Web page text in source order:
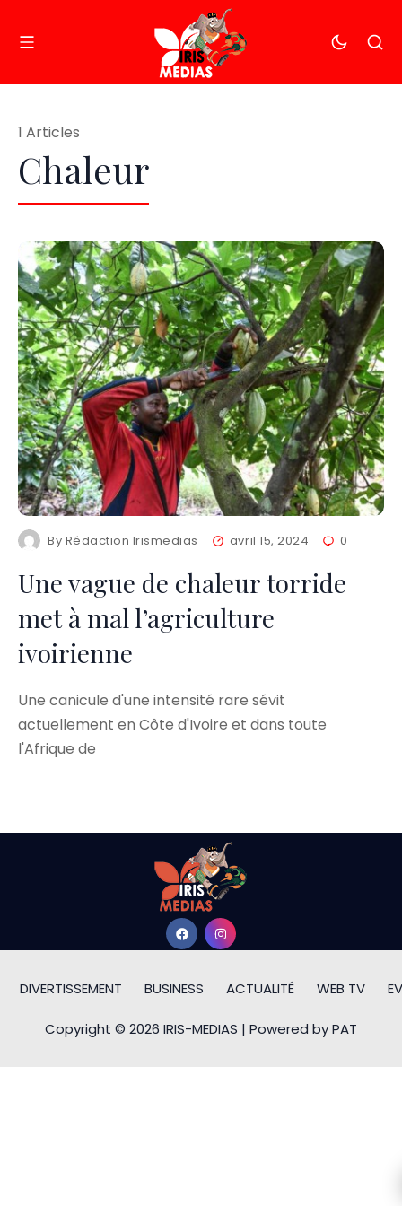
Chaleur
1 Articles
By Rédaction Irismedias avril 15, 2024 0
Une vague de chaleur torride
met à mal l’agriculture
ivoirienne
Une canicule d'une intensité rare sévit
actuellement en Côte d'Ivoire et dans toute
l'Afrique de
DIVERTISSEMENT BUSINESS ACTUALITÉ WEB TV
Copyright © 2026 IRIS-MEDIAS | Powered by PAT